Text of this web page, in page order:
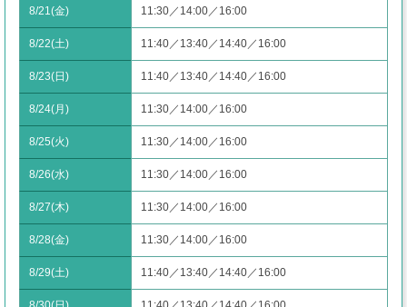
8/21(金) 11:30／14:00／16:00
8/22(土) 11:40／13:40／14:40／16:00
8/23(日) 11:40／13:40／14:40／16:00
8/24(月) 11:30／14:00／16:00
8/25(火) 11:30／14:00／16:00
8/26(水) 11:30／14:00／16:00
8/27(木) 11:30／14:00／16:00
8/28(金) 11:30／14:00／16:00
8/29(土) 11:40／13:40／14:40／16:00